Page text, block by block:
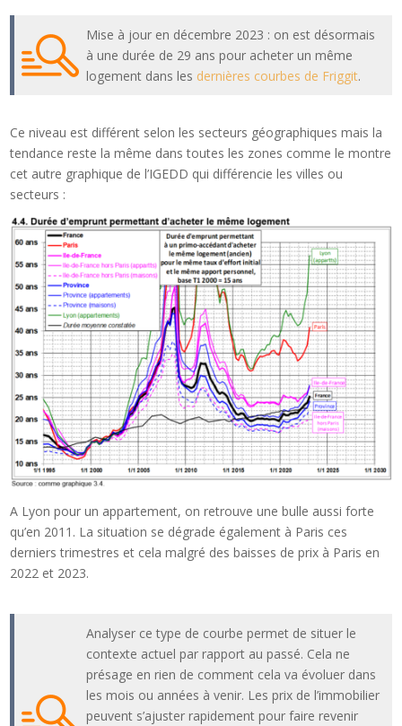
Mise à jour en décembre 2023 : on est désormais
à une durée de 29 ans pour acheter un même
logement dans les dernières courbes de Friggit.
Ce niveau est différent selon les secteurs géographiques mais la
tendance reste la même dans toutes les zones comme le montre
cet autre graphique de l’IGEDD qui différencie les villes ou
secteurs :
A Lyon pour un appartement, on retrouve une bulle aussi forte
qu’en 2011. La situation se dégrade également à Paris ces
derniers trimestres et cela malgré des baisses de prix à Paris en
2022 et 2023.
Analyser ce type de courbe permet de situer le
contexte actuel par rapport au passé. Cela ne
présage en rien de comment cela va évoluer dans
les mois ou années à venir. Les prix de l’immobilier
peuvent s’ajuster rapidement pour faire revenir